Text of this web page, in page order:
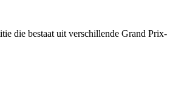
die bestaat uit verschillende Grand Prix-